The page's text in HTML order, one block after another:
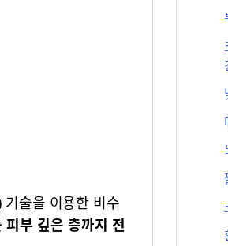
술을 이용한 비수
피부 깊은 층까지 전